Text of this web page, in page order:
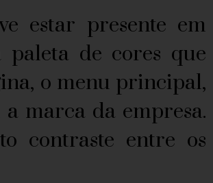
estar presente em
paleta de cores que
o menu principal,
a marca da empresa.
contraste entre os